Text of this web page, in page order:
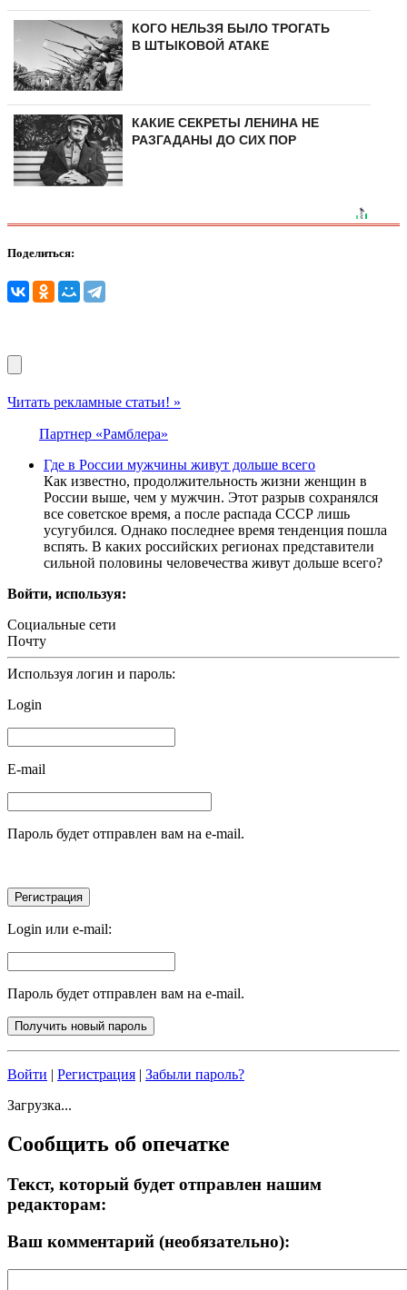
КОГО НЕЛЬЗЯ БЫЛО ТРОГАТЬ
В ШТЫКОВОЙ АТАКЕ
КАКИЕ СЕКРЕТЫ ЛЕНИНА НЕ
РАЗГАДАНЫ ДО СИХ ПОР
Поделиться:
Читать рекламные статьи! »
Партнер «Рамблера»
Где в России мужчины живут дольше всего
Как известно, продолжительность жизни женщин в
России выше, чем у мужчин. Этот разрыв сохранялся
все советское время, а после распада СССР лишь
усугубился. Однако последнее время тенденция пошла
вспять. В каких российских регионах представители
сильной половины человечества живут дольше всего?
Войти, используя:
Социальные сети
Почту
Используя логин и пароль:
Login
E-mail
Пароль будет отправлен вам на e-mail.
Login или e-mail:
Пароль будет отправлен вам на e-mail.
Войти | Регистрация | Забыли пароль?
Загрузка...
Сообщить об опечатке
Текст, который будет отправлен нашим
редакторам:
Ваш комментарий (необязательно):